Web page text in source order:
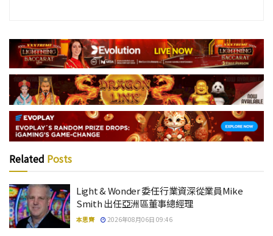
Related Posts
Light & Wonder 委任行業資深從業員Mike
Smith 出任亞洲區董事總經理
本思齊 2026年08月06日 09:46